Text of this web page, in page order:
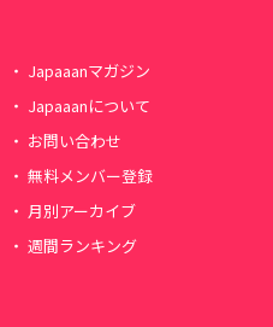
Japaaanマガジン
Japaaanについて
お問い合わせ
無料メンバー登録
月別アーカイブ
週間ランキング